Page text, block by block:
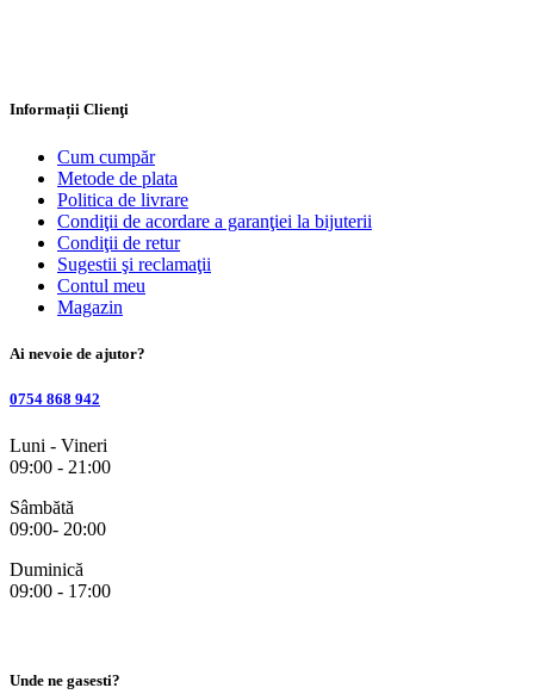
Informații Clienţi
Cum cumpăr
Metode de plata
Politica de livrare
Condiţii de acordare a garanţiei la bijuterii
Condiţii de retur
Sugestii şi reclamaţii
Contul meu
Magazin
Ai nevoie de ajutor?
0754 868 942
Luni - Vineri
09:00 - 21:00
Sâmbătă
09:00- 20:00
Duminică
09:00 - 17:00
Unde ne gasesti?